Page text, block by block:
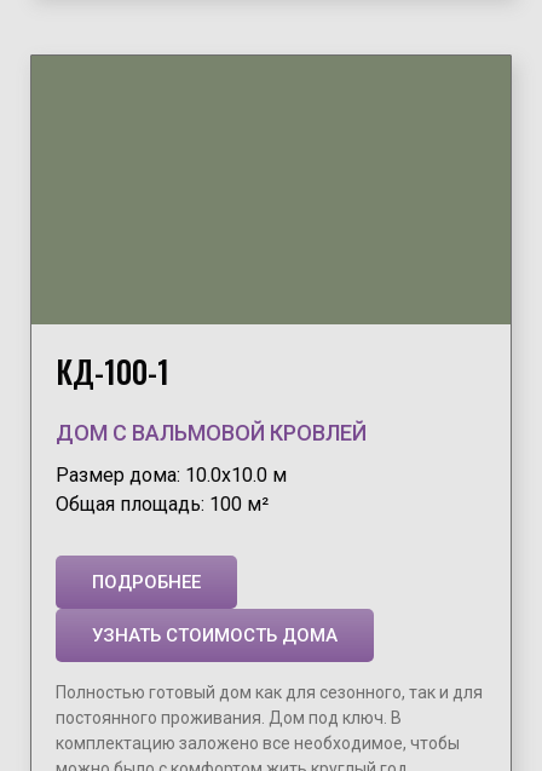
КД-100-1
ДОМ С ВАЛЬМОВОЙ КРОВЛЕЙ
Размер дома: 10.0х10.0 м
Общая площадь: 100 м²
ПОДРОБНЕЕ
УЗНАТЬ СТОИМОСТЬ ДОМА
Полностью готовый дом как для сезонного, так и для
постоянного проживания. Дом под ключ. В
комплектацию заложено все необходимое, чтобы